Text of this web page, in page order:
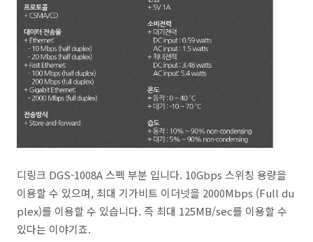
디링크 DGS-1008A 스펙 부분 입니다. 10Gbps 스위칭 용량을
이용할 수 있으며, 최대 기가비트 이더넷을 2000Mbps (Full du
plex)를 이용할 수 있습니다. 즉 최대 125MB/sec를 이용할 수
있다는 이야기죠.